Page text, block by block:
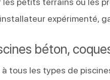
expérimenté,
béton,
tous les types de